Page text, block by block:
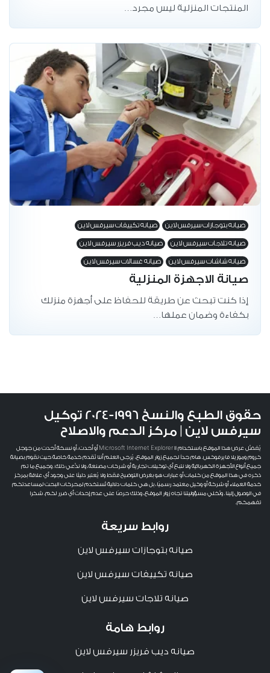
المنتجات المنزلية ليس مجرد…
صيانه بتوجازات سيرفس لاين صيانه تكييفات سيرفس لاين
صيانه تلاجات سيرفس لاين صيانه ديب فريزر سيرفس لاين
صيانه شاشات سيرفس لاين صيانه غسالات سيرفس لاين
صيانة الاجهزة المنزلية
إذا كنت تبحث عن طريقة للحفاظ على أجهزة منزلك
بكفاءة وضمان عملها…
روابط سريعة
صيانه بتوجازات سيرفس لاين
صيانه تكييفات سيرفس لاين
صيانه تلاجات سيرفس لاين
روابط هامة
صيانه ديب فريزر سيرفس لاين
حقوق الطبع والنسخ 1996-2024 توكيل
سيرفس لاين | مركز الدعم والاصلاح
يُفضَّل عرض هذا الموقع باستخدام Microsoft Internet Explorer 11 أو أحدث، أو نسخة أحدث من جوجل
كروم وموزيلا فايرفوكس. هام جداً لجميع زوار الموقع، يُرجى العلم أننا نُقدم خدمة خاصة حيث نقوم بصيانة
جميع أنواع الأجهزة الكهربائية ولا نتبع أي توكيلات تجارية أو شركات مصنعة، ولا ندَّعي ذلك. وجميع ما تم
ذكره في هذا الموقع من كلمات أو عبارات هو بغرض التوضيح فقط ولا يُعتبر دليلًا على وجود أي علاقة بمركز
خدمة العملاء أو شركة أو وكيل معتمد رسميًا، بل هي كلمات دلالية تُستخدم لمحركات البحث لمساعدتكم
في الوصول إلينا. ونُخلي مسؤوليتنا تجاه زوار الموقع، وذلك حرصًا على عدم إحداث أي ضرر لكم. شكرا
تفهمكم.